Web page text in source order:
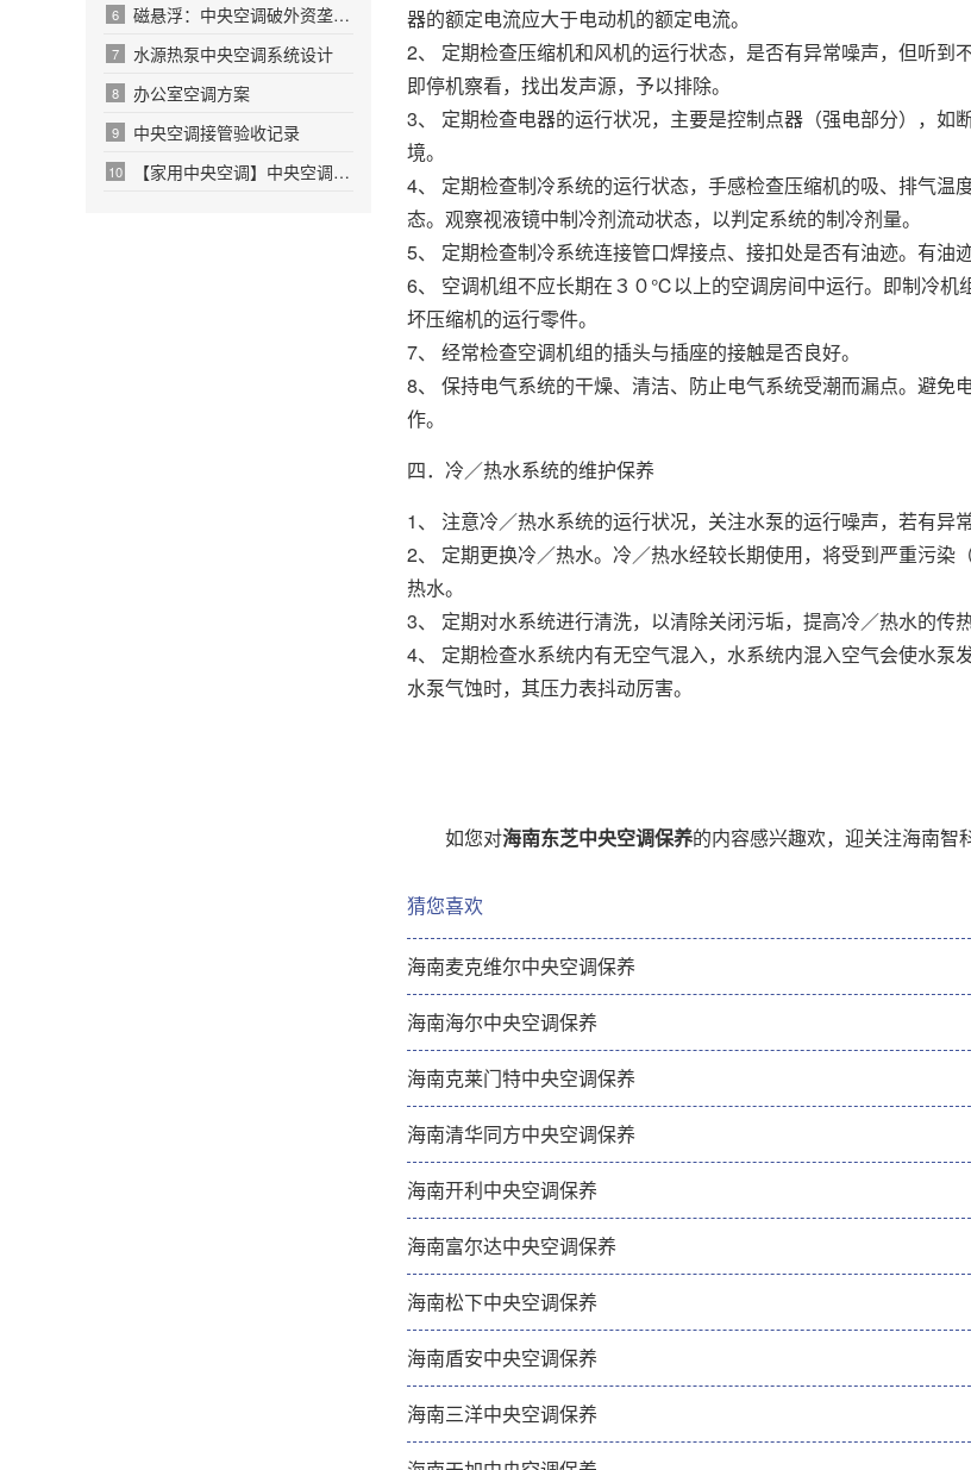
6 磁悬浮：中央空调破外资垄断新绝招
7 水源热泵中央空调系统设计
8 办公室空调方案
9 中央空调接管验收记录
10 【家用中央空调】中央空调设计三步曲
器的额定电流应大于电动机的额定电流。
2、 定期检查压缩机和风机的运行状态，是否有异常噪声，但听
即停机察看，找出发声源，予以排除。
3、 定期检查电器的运行状况，主要是控制点器（强电部分），
境。
4、 定期检查制冷系统的运行状态，手感检查压缩机的吸、排气
态。观察视液镜中制冷剂流动状态，以判定系统的制冷剂量。
5、 定期检查制冷系统连接管口焊接点、接扣处是否有油迹。有油
6、 空调机组不应长期在３０℃以上的空调房间中运行。即制冷机
坏压缩机的运行零件。
7、 经常检查空调机组的插头与插座的接触是否良好。
8、 保持电气系统的干燥、清洁、防止电气系统受潮而漏点。避
作。
四．冷／热水系统的维护保养
1、 注意冷／热水系统的运行状况，关注水泵的运行噪声，若有异
2、 定期更换冷／热水。冷／热水经较长期使用，将受到严重污
热水。
3、 定期对水系统进行清洗，以清除关闭污垢，提高冷／热水的传热
4、 定期检查水系统内有无空气混入，水系统内混入空气会使水泵
水泵气蚀时，其压力表抖动厉害。
如您对海南东芝中央空调保养的内容感兴趣欢，迎关注海南
猜您喜欢
海南麦克维尔中央空调保养
海南海尔中央空调保养
海南克莱门特中央空调保养
海南清华同方中央空调保养
海南开利中央空调保养
海南富尔达中央空调保养
海南松下中央空调保养
海南盾安中央空调保养
海南三洋中央空调保养